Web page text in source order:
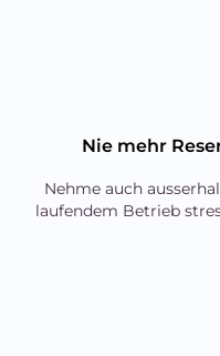
Nie mehr
Nehme auch
laufendem Betrieb